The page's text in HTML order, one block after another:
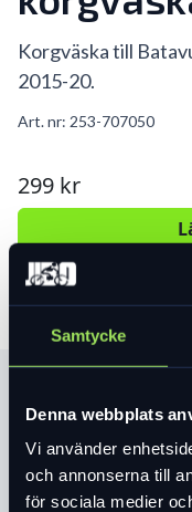
Samtycke
Denna webbplats
Vi använder
och annonserna till
för sociala medier
Korgväska till
2015-20.
Art. nr: 253-707050
299 kr
Läs merexpand_more